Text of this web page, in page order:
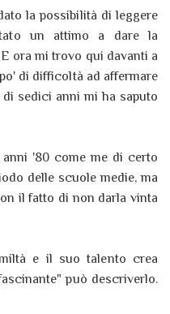
la possibilità di leggere
un attimo a dare la
ora mi trovo qui davanti a
di difficoltà ad affermare
sedici anni mi ha saputo
'80 come me di certo
delle scuole medie, ma
il fatto di non darla vinta
e il suo talento crea
può descriverlo.